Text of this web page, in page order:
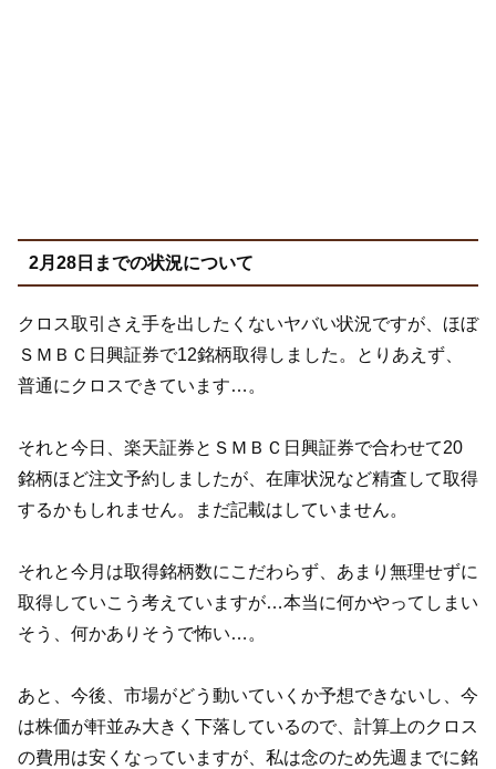
2月28日までの状況について
クロス取引さえ手を出したくないヤバい状況ですが、ほぼ
ＳＭＢＣ日興証券で12銘柄取得しました。とりあえず、
普通にクロスできています…。
それと今日、楽天証券とＳＭＢＣ日興証券で合わせて20
銘柄ほど注文予約しましたが、在庫状況など精査して取得
するかもしれません。まだ記載はしていません。
それと今月は取得銘柄数にこだわらず、あまり無理せずに
取得していこう考えていますが…本当に何かやってしまい
そう、何かありそうで怖い…。
あと、今後、市場がどう動いていくか予想できないし、今
は株価が軒並み大きく下落しているので、計算上のクロス
の費用は安くなっていますが、私は念のため先週までに銘